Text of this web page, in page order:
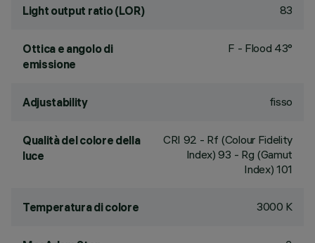
Light output ratio (LOR) 83
Ottica e angolo di
emissione
F - Flood 43°
Adjustability fisso
Qualità del colore della
luce
CRI 92 - Rf (Colour Fidelity
Index) 93 - Rg (Gamut
Index) 101
Temperatura di colore 3000 K